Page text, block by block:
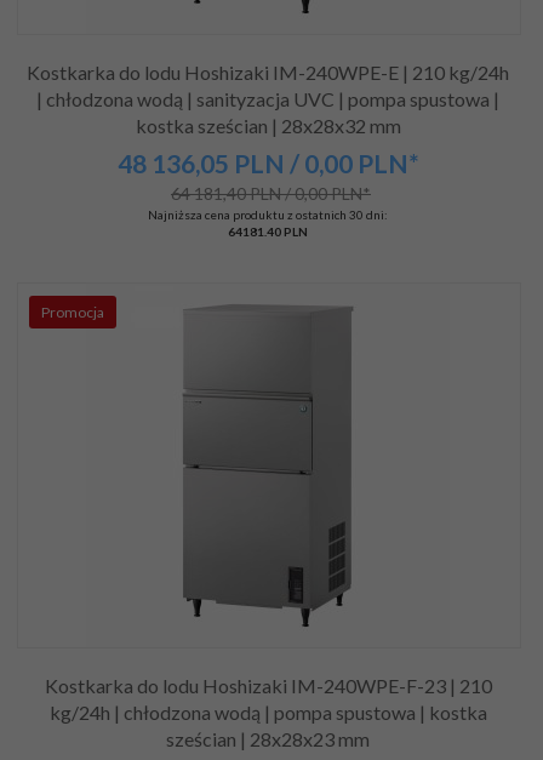
Kostkarka do lodu Hoshizaki IM-240WPE-E | 210 kg/24h
| chłodzona wodą | sanityzacja UVC | pompa spustowa |
kostka sześcian | 28x28x32 mm
48 136,05 PLN / 0,00 PLN*
64 181,40 PLN / 0,00 PLN*
Najniższa cena produktu z ostatnich 30 dni:
64181.40 PLN
Promocja
Kostkarka do lodu Hoshizaki IM-240WPE-F-23 | 210
kg/24h | chłodzona wodą | pompa spustowa | kostka
sześcian | 28x28x23 mm